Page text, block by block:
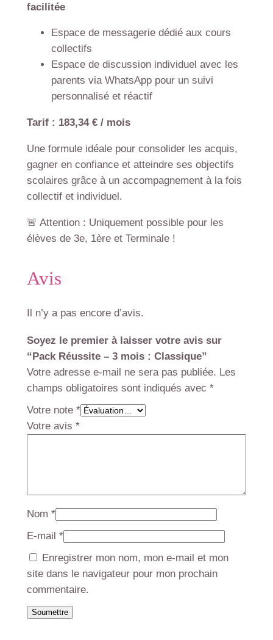
facilitée
Espace de messagerie dédié aux cours
collectifs
Espace de discussion individuel avec les
parents via WhatsApp pour un suivi
personnalisé et réactif
Tarif : 183,34 € / mois
Une formule idéale pour consolider les acquis,
gagner en confiance et atteindre ses objectifs
scolaires grâce à un accompagnement à la fois
collectif et individuel.
🚨 Attention : Uniquement possible pour les
élèves de 3e, 1ère et Terminale !
Avis
Il n’y a pas encore d’avis.
Soyez le premier à laisser votre avis sur
“Pack Réussite – 3 mois : Classique”
Votre adresse e-mail ne sera pas publiée. Les
champs obligatoires sont indiqués avec *
Votre note *
Votre avis *
Nom *
E-mail *
Enregistrer mon nom, mon e-mail et mon
site dans le navigateur pour mon prochain
commentaire.